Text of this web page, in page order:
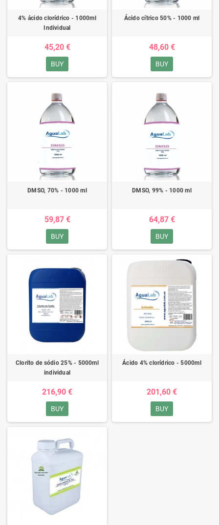
4% ácido clorídrico - 1000ml
Individual
45,20 €
BUY
Ácido cítrico 50% - 1000 ml
48,60 €
BUY
DMSO, 70% - 1000 ml
59,87 €
BUY
DMSO, 99% - 1000 ml
64,87 €
BUY
Clorito de sódio 25% - 5000ml
individual
216,90 €
BUY
Ácido 4% clorídrico - 5000ml
201,60 €
BUY